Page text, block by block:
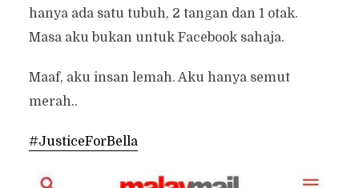
hanya ada satu tubuh, 2 tangan dan 1 otak.
Masa aku bukan untuk Facebook sahaja.
Maaf, aku insan lemah. Aku hanya semut
merah..
#JusticeForBella